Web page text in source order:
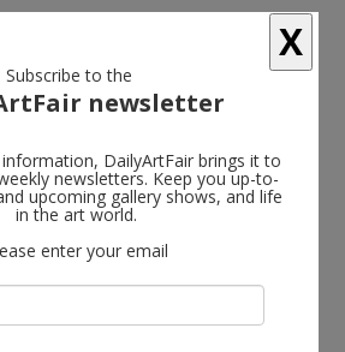
Raspé
Curated by_Vienna 2016
X
Subscribe to the
newsletter
DailyArtFair brings it to
newsletters. Keep you up-to-
upcoming gallery shows, and life
in the art world.
enter your email